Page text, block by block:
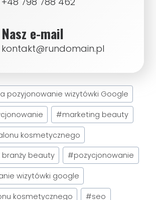
Nasz e-mail
kontakt@rundomain.pl
pozyjonowanie wizytówki Google
#marketing beauty
kosmetycznego
beauty #pozycjonowanie
wizytówki google
kosmetycznego #seo